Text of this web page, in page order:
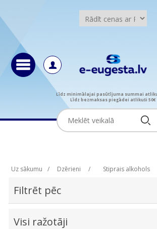
Līdz minimālajai pasūtījuma summai
Līdz bezmaksas piegādei atlikuši 50€
Uz sākumu / Dzērieni / Stiprais alkohols
Filtrēt pēc
Visi ražotāji